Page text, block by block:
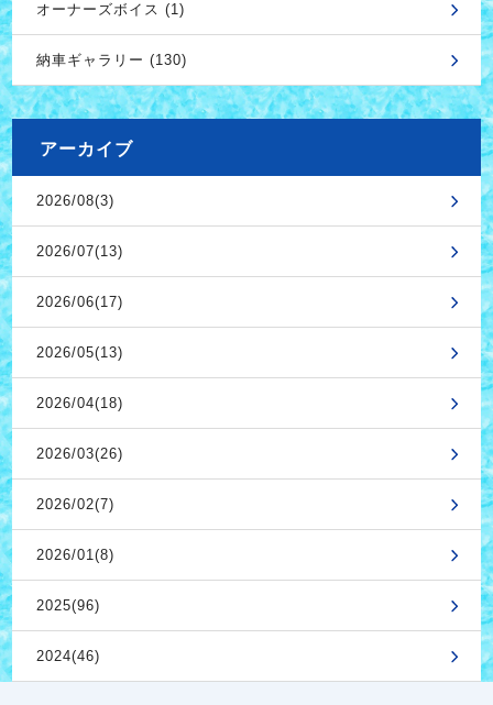
オーナーズボイス (1)
納車ギャラリー (130)
アーカイブ
2026/08(3)
2026/07(13)
2026/06(17)
2026/05(13)
2026/04(18)
2026/03(26)
2026/02(7)
2026/01(8)
2025(96)
2024(46)